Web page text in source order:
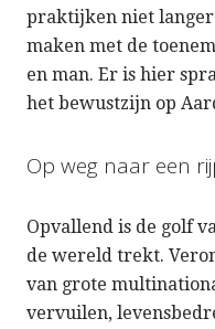
praktijken niet
maken met de
en man. Er is hier
het bewustzijn op
Op weg naar een
Opvallend is de golf
de wereld trekt.
van grote
vervuilen,